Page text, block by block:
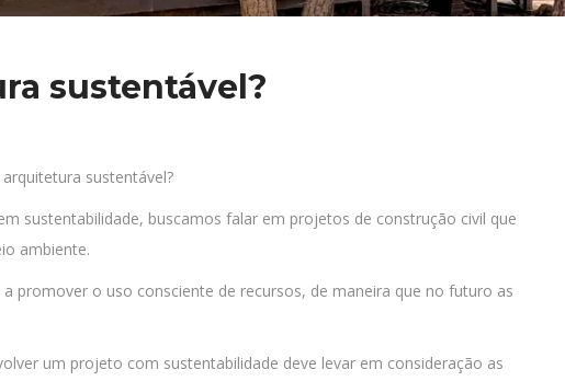
sustentável?
sustentável?
sustentabilidade, buscamos falar em projetos de construção civil que
ambiente.
promover o uso consciente de recursos, de maneira que no futuro as
um projeto com sustentabilidade deve levar em consideração as